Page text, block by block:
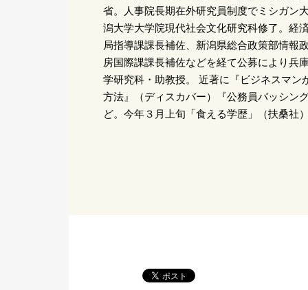
省。人事院長期在外研究員制度でミシガン
潟大学大学院現代社会文化研究科修了。経
局指導課課長補佐、新潟県総合政策部情報
房国際課課長補佐などを経て公募により兵
学研究科・助教授。 近著に『ビジネスマン
方法』（ディスカバー）『公務員バッシン
ど。今年３月上旬「食える学歴」（扶桑社